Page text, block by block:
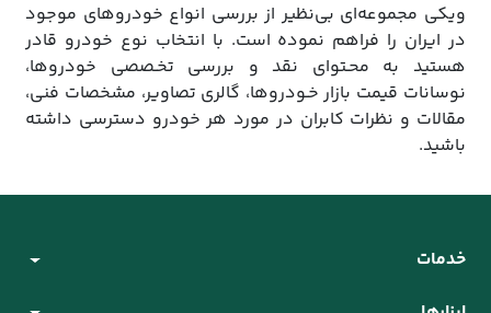
ویکی مجموعه‌ای بی‌نظیر از بررسی انواع خودروهای موجود
در ایران را فراهم نموده است. با انتخاب نوع خودرو قادر
هستید به محـتوای نقد و بررسی تخـصصی خودروها،
نوسانات قیمت بازار خـودروها، گالری تصاویر، مشخصات فنی،
مقالات و نظرات کابران در مورد هر خودرو دسترسی داشته
باشید.
خدمات